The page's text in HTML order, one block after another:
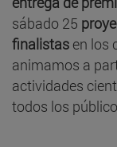
sábado 25
finalistas en los
animamos a
actividades
todos los